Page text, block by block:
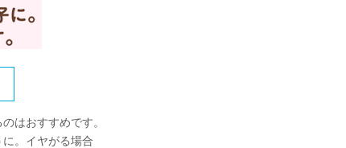
はおすすめです。
。イヤがる場合